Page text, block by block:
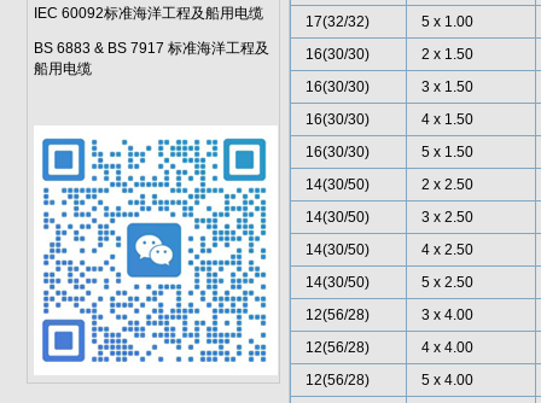
IEC 60092标准海洋工程及船用电缆
BS 6883 & BS 7917 标准海洋工程及
船用电缆
17(32/32)
5 x 1.00
16(30/30)
2 x 1.50
16(30/30)
3 x 1.50
16(30/30)
4 x 1.50
16(30/30)
5 x 1.50
14(30/50)
2 x 2.50
14(30/50)
3 x 2.50
14(30/50)
4 x 2.50
14(30/50)
5 x 2.50
12(56/28)
3 x 4.00
12(56/28)
4 x 4.00
12(56/28)
5 x 4.00